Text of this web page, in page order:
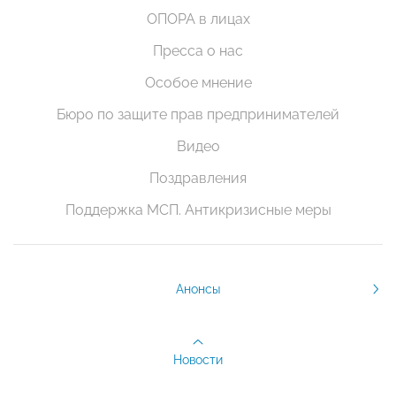
ОПОРА в лицах
Пресса о нас
Особое мнение
Бюро по защите прав предпринимателей
Видео
Поздравления
Поддержка МСП. Антикризисные меры
Анонсы
Новости